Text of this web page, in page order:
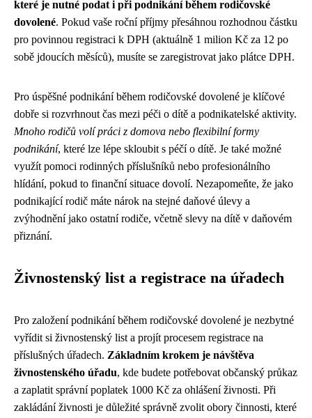
které je nutné podat i při podnikání během rodičovské
dovolené. Pokud vaše roční příjmy přesáhnou rozhodnou částku
pro povinnou registraci k DPH (aktuálně 1 milion Kč za 12 po
sobě jdoucích měsíců), musíte se zaregistrovat jako plátce DPH.
Pro úspěšné podnikání během rodičovské dovolené je klíčové
dobře si rozvrhnout čas mezi péči o dítě a podnikatelské aktivity.
Mnoho rodičů volí práci z domova nebo flexibilní formy
podnikání, které lze lépe skloubit s péčí o dítě. Je také možné
využít pomoci rodinných příslušníků nebo profesionálního
hlídání, pokud to finanční situace dovolí. Nezapomeňte, že jako
podnikající rodič máte nárok na stejné daňové úlevy a
zvýhodnění jako ostatní rodiče, včetně slevy na dítě v daňovém
přiznání.
Živnostenský list a registrace na úřadech
Pro založení podnikání během rodičovské dovolené je nezbytné
vyřídit si živnostenský list a projít procesem registrace na
příslušných úřadech. Základním krokem je návštěva
živnostenského úřadu, kde budete potřebovat občanský průkaz
a zaplatit správní poplatek 1000 Kč za ohlášení živnosti. Při
zakládání živnosti je důležité správně zvolit obory činnosti, které